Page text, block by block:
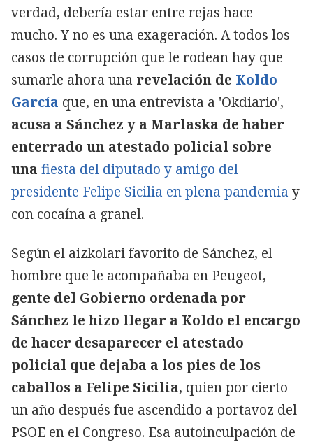
verdad, debería estar entre rejas hace
mucho. Y no es una exageración. A todos los
casos de corrupción que le rodean hay que
sumarle ahora una revelación de Koldo
García que, en una entrevista a 'Okdiario',
acusa a Sánchez y a Marlaska de haber
enterrado un atestado policial sobre
una fiesta del diputado y amigo del
presidente Felipe Sicilia en plena pandemia y
con cocaína a granel.
Según el aizkolari favorito de Sánchez, el
hombre que le acompañaba en Peugeot,
gente del Gobierno ordenada por
Sánchez le hizo llegar a Koldo el encargo
de hacer desaparecer el atestado
policial que dejaba a los pies de los
caballos a Felipe Sicilia, quien por cierto
un año después fue ascendido a portavoz del
PSOE en el Congreso. Esa autoinculpación de